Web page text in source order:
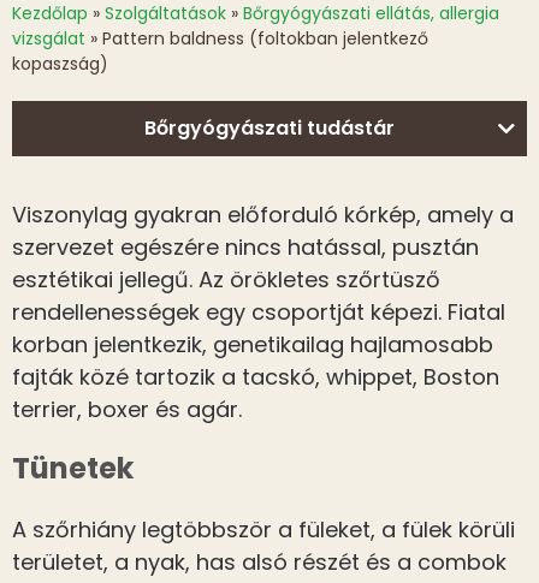
Kezdőlap » Szolgáltatások » Bőrgyógyászati ellátás, allergia
vizsgálat » Pattern baldness (foltokban jelentkező
kopaszság)
Bőrgyógyászati tudástár
Viszonylag gyakran előforduló kórkép, amely a
szervezet egészére nincs hatással, pusztán
esztétikai jellegű. Az örökletes szőrtüsző
rendellenességek egy csoportját képezi. Fiatal
korban jelentkezik, genetikailag hajlamosabb
fajták közé tartozik a tacskó, whippet, Boston
terrier, boxer és agár.
Tünetek
A szőrhiány legtöbbször a füleket, a fülek körüli
területet, a nyak, has alsó részét és a combok